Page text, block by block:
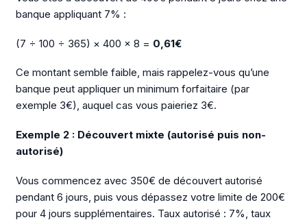
banque appliquant 7% :
(7 ÷ 100 ÷ 365) × 400 × 8 = 0,61€
Ce montant semble faible, mais rappelez-vous qu’une
banque peut appliquer un minimum forfaitaire (par
exemple 3€), auquel cas vous paieriez 3€.
Exemple 2 : Découvert mixte (autorisé puis non-
autorisé)
Vous commencez avec 350€ de découvert autorisé
pendant 6 jours, puis vous dépassez votre limite de 200€
pour 4 jours supplémentaires. Taux autorisé : 7%, taux